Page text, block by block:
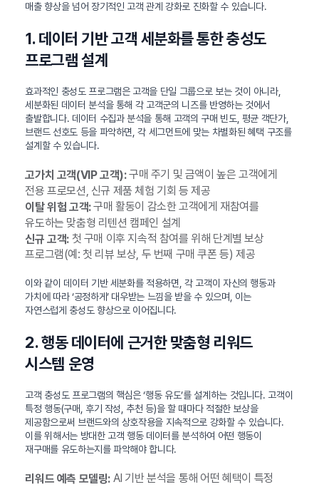
매출 향상을 넘어 장기적인 고객 관계 강화로 진화할 수 있습니다.
1. 데이터 기반 고객 세분화를 통한 충성도
프로그램 설계
효과적인 충성도 프로그램은 고객을 단일 그룹으로 보는 것이 아니라,
세분화된 데이터 분석을 통해 각 고객군의 니즈를 반영하는 것에서
출발합니다. 데이터 수집과 분석을 통해 고객의 구매 빈도, 평균 객단가,
브랜드 선호도 등을 파악하면, 각 세그먼트에 맞는 차별화된 혜택 구조를
설계할 수 있습니다.
고가치 고객(VIP 고객):구매 주기 및 금액이 높은 고객에게
전용 프로모션, 신규 제품 체험 기회 등 제공
이탈 위험 고객:구매 활동이 감소한 고객에게 재참여를
유도하는 맞춤형 리텐션 캠페인 설계
신규 고객:첫 구매 이후 지속적 참여를 위해 단계별 보상
프로그램(예: 첫 리뷰 보상, 두 번째 구매 쿠폰 등) 제공
이와 같이 데이터 기반 세분화를 적용하면, 각 고객이 자신의 행동과
가치에 따라 ‘공정하게’ 대우받는 느낌을 받을 수 있으며, 이는
자연스럽게 충성도 향상으로 이어집니다.
2. 행동 데이터에 근거한 맞춤형 리워드
시스템 운영
고객 충성도 프로그램의 핵심은 ‘행동 유도’를 설계하는 것입니다. 고객이
특정 행동(구매, 후기 작성, 추천 등)을 할 때마다 적절한 보상을
제공함으로써 브랜드와의 상호작용을 지속적으로 강화할 수 있습니다.
이를 위해서는 방대한 고객 행동 데이터를 분석하여 어떤 행동이
재구매를 유도하는지를 파악해야 합니다.
리워드 예측 모델링:AI 기반 분석을 통해 어떤 혜택이 특정